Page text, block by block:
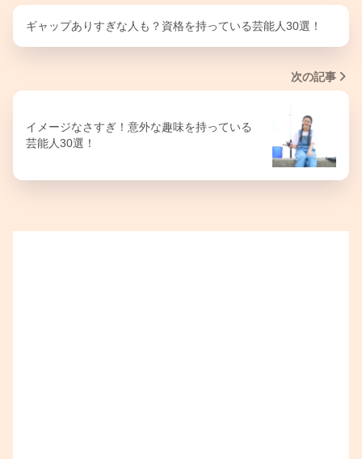
ギャップありすぎな人も？資格を持っている芸能人30選！
次の記事
イメージなさすぎ！意外な趣味を持っている
芸能人30選！